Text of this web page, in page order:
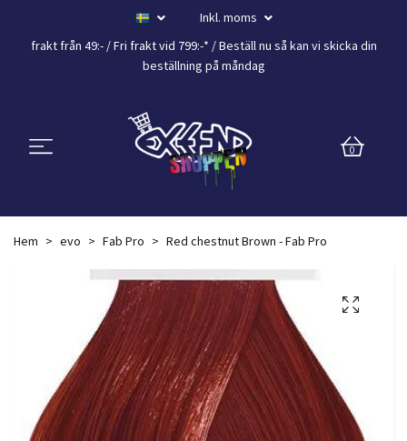
Inkl. moms
frakt från 49:- /Fri frakt vid 799:-* / Beställ nu så kan vi skicka din
beställning på måndag
0
Hem evo Fab Pro Red chestnut Brown - Fab Pro